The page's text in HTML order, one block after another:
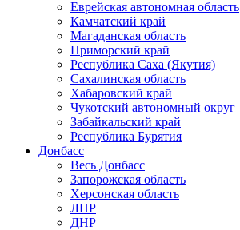
Еврейская автономная область
Камчатский край
Магаданская область
Приморский край
Республика Саха (Якутия)
Сахалинская область
Хабаровский край
Чукотский автономный округ
Забайкальский край
Республика Бурятия
Донбасс
Весь Донбасс
Запорожская область
Херсонская область
ЛНР
ДНР